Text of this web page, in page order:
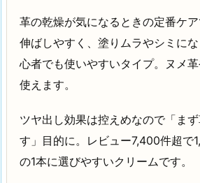
革の乾燥が気になるときの定番ケ
伸ばしやすく、塗りムラやシミに
心者でも使いやすいタイプ。ヌメ
使えます。
ツヤ出し効果は控えめなので「ま
す」目的に。レビュー7,400件超で
の1本に選びやすいクリームです。